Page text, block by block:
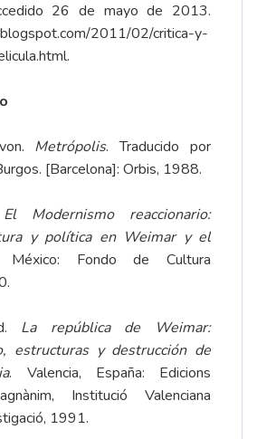
26 de mayo de 2013.
2011/02/critica-y-
Metrópolis. Traducido por
[Barcelona]: Orbis, 1988.
El Modernismo reaccionario:
y política en Weimar y el
Fondo de Cultura
La república de Weimar:
estructuras y destrucción de
. Valencia, España: Edicions
Institució Valenciana
1991.